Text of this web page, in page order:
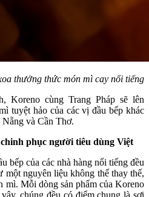
thưởng thức món mì cay nổi tiếng
Koreno cùng Trang Pháp sẽ lên
tuyệt hảo của các vị đầu bếp khác
và Cần Thơ.
phục người tiêu dùng Việt
bếp của các nhà hàng nổi tiếng đều
nguyên liệu không thể thay thế,
mì. Mỗi dòng sản phẩm của Koreno
chúng đều có điểm chung là sợi